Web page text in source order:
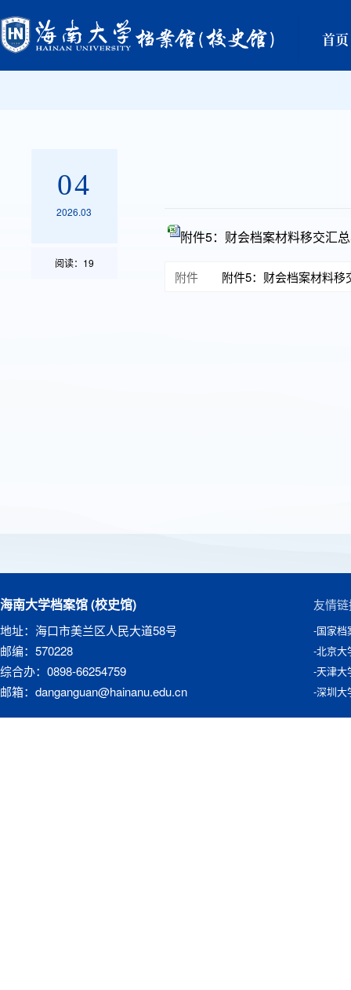
首页
04
2026.03
阅读： 19
附件5：财会档案材料移交汇
附件 附件5：财会档案材料
海南大学档案馆 (校史馆)
地址：海口市美兰区人民大道58号
邮编：570228
综合办：0898-66254759
邮箱：danganguan@hainanu.edu.cn
友情
-国家档
-北京大
-天津大
-深圳大